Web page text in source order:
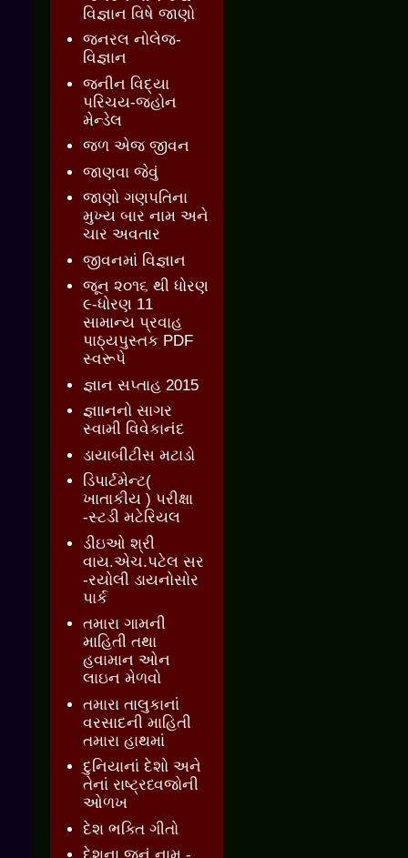
વિજ્ઞાન વિષે જાણો
જનરલ નોલેજ-
વિજ્ઞાન
જનીન વિદ્યા
પરિચય-જ્હોન
મેન્ડેલ
જળ એજ જીવન
જાણવા જેવું
જાણો ગણપતિના
મુખ્ય બાર નામ અને
ચાર અવતાર
જીવનમાં વિજ્ઞાન
જૂન ૨૦૧૬ થી ધોરણ
૯-ધોરણ 11
સામાન્ય પ્રવાહ
પાઠ્યપુસ્તક PDF
સ્વરૂપે
જ્ઞાન સપ્તાહ 2015
જ્ઞાાનનો સાગર
સ્વામી વિવેકાનંદ
ડાયાબીટીસ મટાડો
ડિપાર્ટમેન્ટ(
ખાતાકીય ) પરીક્ષા
-સ્ટડી મટેરિયલ
ડીઇઓ શ્રી
વાય.એચ.પટેલ સર
-રયોલી ડાયનોસોર
પાર્ક
તમારા ગામની
માહિતી તથા
હવામાન ઓન
લાઇન મેળવો
તમારા તાલુકાનાં
વરસાદની માહિતી
તમારા હાથમાં
દુનિયાનાં દેશો અને
તેનાં રાષ્ટ્રધ્વજોની
ઓળખ
દેશ ભક્તિ ગીતો